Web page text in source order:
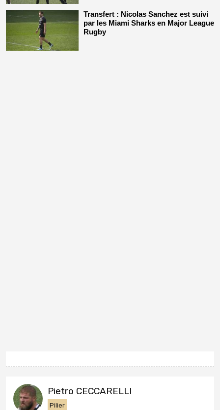
Transfert : Nicolas Sanchez est suivi
par les Miami Sharks en Major League
Rugby
Pietro CECCARELLI
Pilier